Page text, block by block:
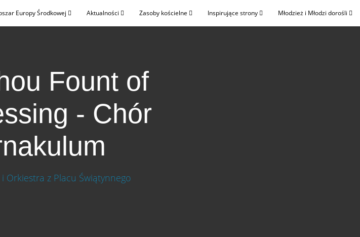
Europy Środkowej Aktualności Zasoby kościelne Inspirujące strony Młodzież i Młodzi dorośli
Fount of
- Chór